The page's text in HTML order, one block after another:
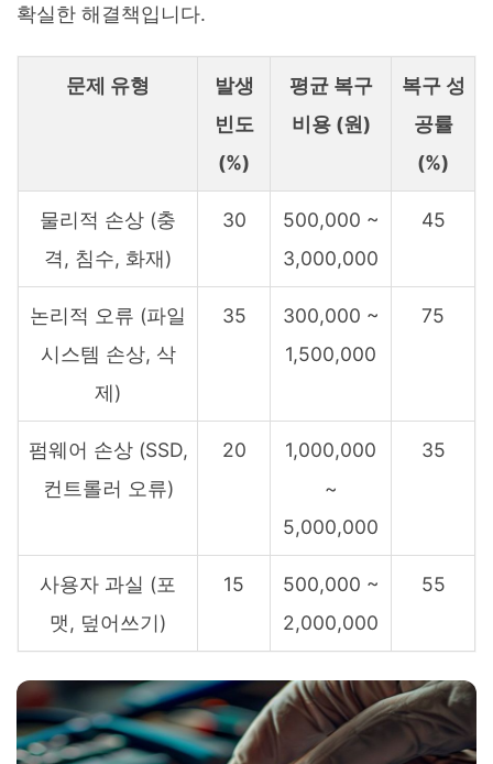
확실한 해결책입니다.
문제 유형
발생
빈도
(%)
평균 복구
비용 (원)
복구 성
공률
(%)
물리적 손상 (충
격, 침수, 화재)
30
500,000 ~
3,000,000
45
논리적 오류 (파일
시스템 손상, 삭
제)
35
300,000 ~
1,500,000
75
펌웨어 손상 (SSD,
컨트롤러 오류)
20
1,000,000
~
5,000,000
35
사용자 과실 (포
맷, 덮어쓰기)
15
500,000 ~
2,000,000
55